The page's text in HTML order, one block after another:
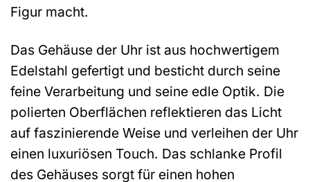
Figur macht.
Das Gehäuse der Uhr ist aus hochwertigem
Edelstahl gefertigt und besticht durch seine
feine Verarbeitung und seine edle Optik. Die
polierten Oberflächen reflektieren das Licht
auf faszinierende Weise und verleihen der Uhr
einen luxuriösen Touch. Das schlanke Profil
des Gehäuses sorgt für einen hohen